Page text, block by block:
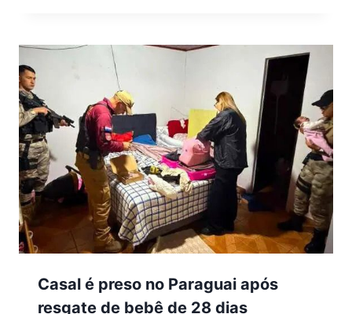
Casal é preso no Paraguai após
resgate de bebê de 28 dias